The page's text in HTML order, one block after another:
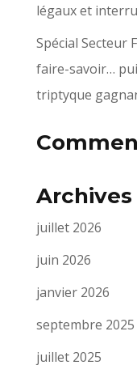
légaux et
Spécial Secteur
faire-savoir…
triptyque
Archives
juillet 2026
juin 2026
janvier 2026
septembre 2025
juillet 2025